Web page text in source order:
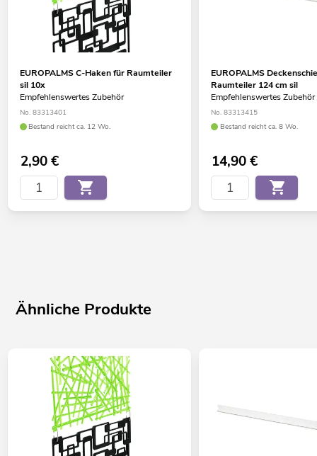
EUROPALMS C-Haken für Raumteiler
sil 10x
Empfehlenswertes Zubehör
No. 83313401
Bestand reicht ca. 12 Wo.
2,90€
EUROPALMS
Raumteiler 124 cm sil
Empfehlenswertes Zubehör
No. 83313415
Bestand reicht ca. 8 Wo.
14,90€
Ähnliche Produkte